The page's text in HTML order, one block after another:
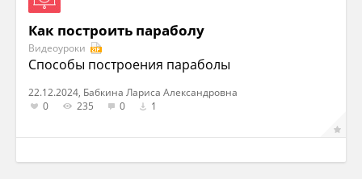
Как построить параболу
Видеоуроки
Способы построения параболы
22.12.2024, Бабкина Лариса Александровна
0
235 0 1